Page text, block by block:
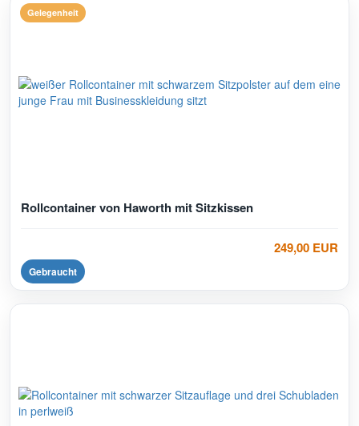
Gelegenheit
Rollcontainer von Haworth mit Sitzkissen
249,00 EUR
Gebraucht